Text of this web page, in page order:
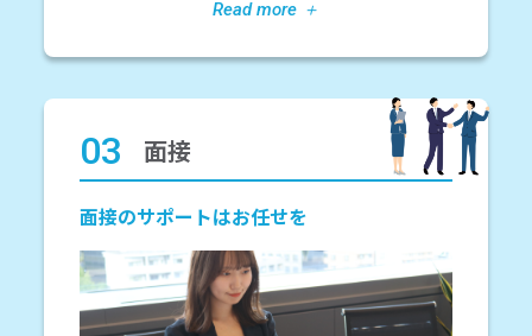
03 面接
面接のサポートはお任せを